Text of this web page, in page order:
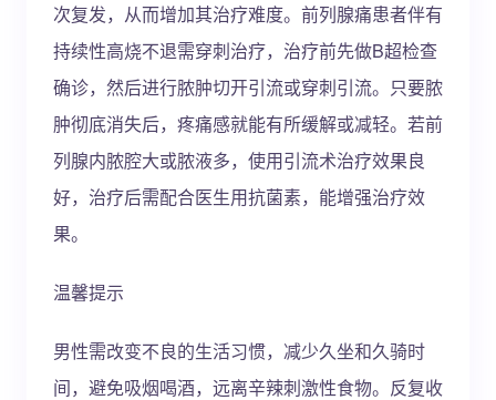
次复发，从而增加其治疗难度。前列腺痛患者伴有
持续性高烧不退需穿刺治疗，治疗前先做B超检查
确诊，然后进行脓肿切开引流或穿刺引流。只要脓
肿彻底消失后，疼痛感就能有所缓解或减轻。若前
列腺内脓腔大或脓液多，使用引流术治疗效果良
好，治疗后需配合医生用抗菌素，能增强治疗效
果。
温馨提示
男性需改变不良的生活习惯，减少久坐和久骑时
间，避免吸烟喝酒，远离辛辣刺激性食物。反复收